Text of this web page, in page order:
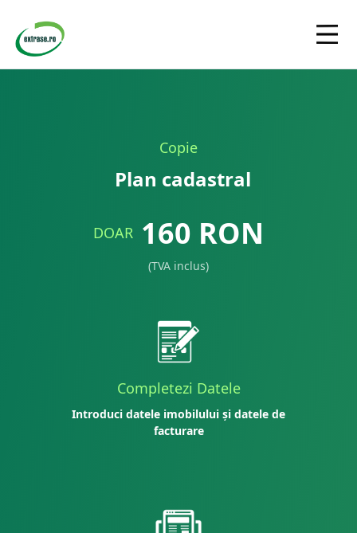
Copie
Plan cadastral
DOAR 160 RON
(TVA inclus)
Completezi Datele
Introduci datele imobilului și datele de
facturare